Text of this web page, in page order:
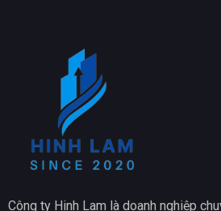
Công ty Hinh Lam là doanh nghiệp